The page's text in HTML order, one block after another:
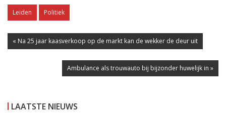
Leiden Politiek
« Na 25 jaar kaasverkoop op de markt kan de wekker de deur uit
Ambulance als trouwauto bij bijzonder huwelijk in »
LAATSTE NIEUWS